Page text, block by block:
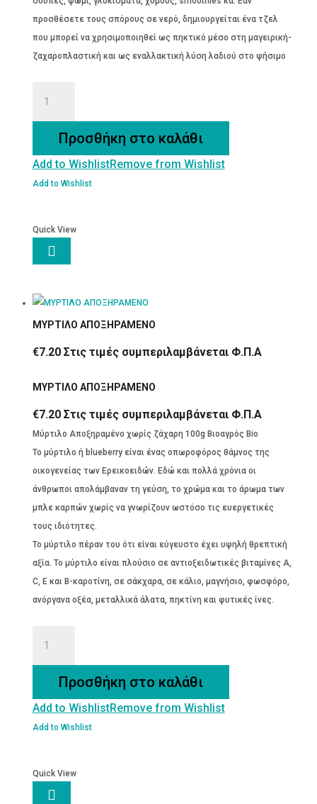
προσθέσετε τους σπόρους σε νερό, δημιουργείται ένα τζελ
που μπορεί να χρησιμοποιηθεί ως πηκτικό μέσο στη μαγειρική-
ζαχαροπλαστική και ως εναλλακτική λύση λαδιού στο ψήσιμο
Προσθήκη στο καλάθι
Add to WishlistRemove from Wishlist
Add to Wishlist
Quick View

ΜΥΡΤΙΛΟ ΑΠΟΞΗΡΑΜΕΝΟ
€7.20 Στις τιμές συμπεριλαμβάνεται Φ.Π.Α
ΜΥΡΤΙΛΟ ΑΠΟΞΗΡΑΜΕΝΟ
€7.20 Στις τιμές συμπεριλαμβάνεται Φ.Π.Α
Μύρτιλο Αποξηραμένο χωρίς ζάχαρη 100g Βιοαγρός Bio
Το μύρτιλο ή blueberry είναι ένας οπωροφόρος θάμνος της
οικογενείας των Ερεικοειδών. Εδώ και πολλά χρόνια οι
άνθρωποι απολάμβαναν τη γεύση, το χρώμα και το άρωμα των
μπλε καρπών χωρίς να γνωρίζουν ωστόσο τις ευεργετικές
τους ιδιότητες.
Το μύρτιλο πέραν του ότι είναι εύγευστο έχει υψηλή θρεπτική
αξία. Το μύρτιλο είναι πλούσιο σε αντιοξειδωτικές βιταμίνες Α,
C, Ε και Β-καροτίνη, σε σάκχαρα, σε κάλιο, μαγνήσιο, φωσφόρο,
ανόργανα οξέα, μεταλλικά άλατα, πηκτίνη και φυτικές ίνες.
Προσθήκη στο καλάθι
Add to WishlistRemove from Wishlist
Add to Wishlist
Quick View
